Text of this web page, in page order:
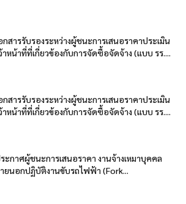
กสารรับรองระหว่างผู้ชนะการเสนอราคาประเมิน
าหน้าที่ที่เกี่ยวข้องกับการจัดซื้อจัดจ้าง (แบบ รร....
กสารรับรองระหว่างผู้ชนะการเสนอราคาประเมิน
าหน้าที่ที่เกี่ยวข้องกับการจัดซื้อจัดจ้าง (แบบ รร....
ะกาศผู้ชนะการเสนอราคา งานจ้างเหมาบุคคล
ยนอกปฏิบัติงานขับรถไฟฟ้า (Fork...